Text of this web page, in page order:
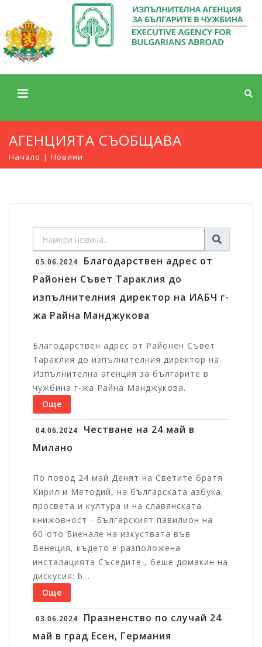
АГЕНЦИЯТА СЪОБЩАВА
Начало Новини
05.06.2024
Благодарствен адрес от
Районен Съвет Тараклия до
изпълнителния директор на ИАБЧ г-
жа Райна Манджукова
Благодарствен адрес от Районен Съвет
Тараклия до изпълнителния директор на
Изпълнителна агенция за българите в
чужбина г-жа Райна Манджукова.
Още
04.06.2024
Честване на 24 май в
Милано
По повод 24 май Денят на Светите братя
Кирил и Методий, на българската азбука,
просвета и култура и на славянската
книжовност - Българският павилион на
60-ото Биенале на изкуствата във
Венеция, където е разположена
инсталацията Съседите , беше домакин на
дискусия: b...
Още
03.06.2024
Празненство по случай 24
май в град Есен, Германия